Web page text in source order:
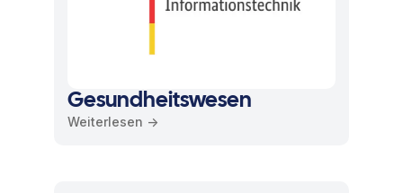
Gesundheitswesen
Weiterlesen ->